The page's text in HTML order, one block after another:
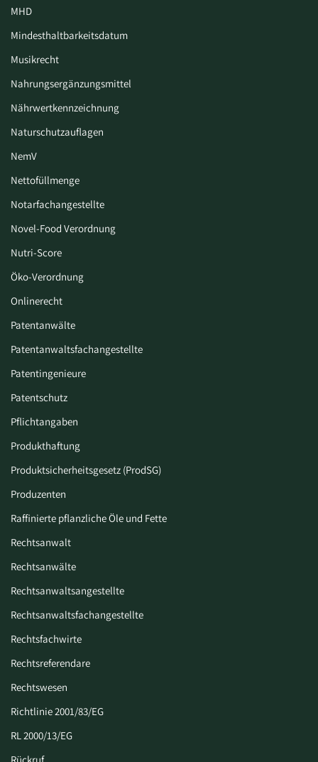
MHD
Mindesthaltbarkeitsdatum
Musikrecht
Nahrungsergänzungsmittel
Nährwertkennzeichnung
Naturschutzauflagen
NemV
Nettofüllmenge
Notarfachangestellte
Novel-Food Verordnung
Nutri-Score
Öko-Verordnung
Onlinerecht
Patentanwälte
Patentanwaltsfachangestellte
Patentingenieure
Patentschutz
Pflichtangaben
Produkthaftung
Produktsicherheitsgesetz (ProdSG)
Produzenten
Raffinierte pflanzliche Öle und Fette
Rechtsanwalt
Rechtsanwälte
Rechtsanwaltsangestellte
Rechtsanwaltsfachangestellte
Rechtsfachwirte
Rechtsreferendare
Rechtswesen
Richtlinie 2001/83/EG
RL 2000/13/EG